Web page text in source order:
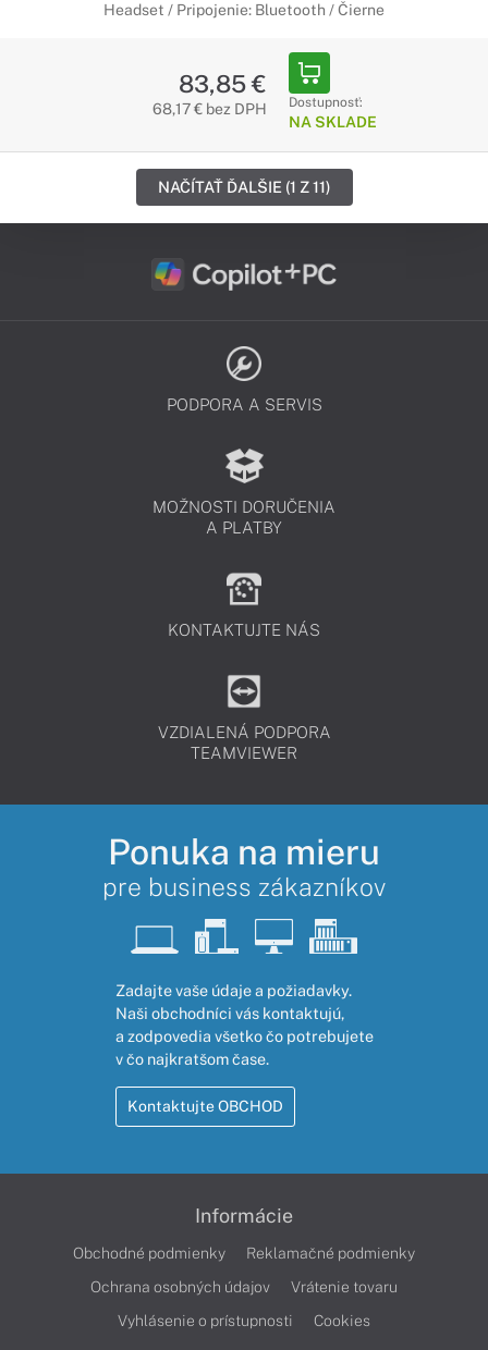
Headset / Pripojenie: Bluetooth / Čierne
83,85 €
68,17 € bez DPH Dostupnosť:
NA SKLADE
NAČÍTAŤ ĎALŠIE (1 Z 11)
PODPORA A SERVIS
MOŽNOSTI DORUČENIA
A PLATBY
KONTAKTUJTE NÁS
VZDIALENÁ PODPORA
TEAMVIEWER
Ponuka na mieru
pre business zákazníkov
Zadajte vaše údaje a požiadavky.
Naši obchodníci vás kontaktujú,
a zodpovedia všetko čo potrebujete
v čo najkratšom čase.
Kontaktujte OBCHOD
Informácie
Obchodné podmienky
Reklamačné podmienky
Ochrana osobných údajov
Vrátenie tovaru
Vyhlásenie o prístupnosti
Cookies